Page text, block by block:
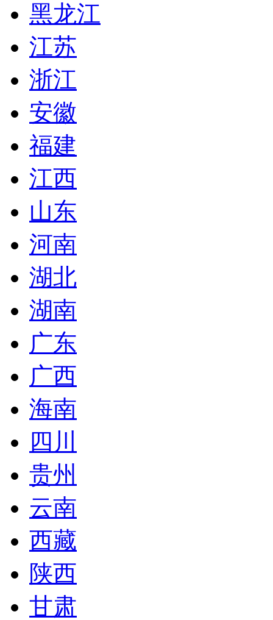
黑龙江
江苏
浙江
安徽
福建
江西
山东
河南
湖北
湖南
广东
广西
海南
四川
贵州
云南
西藏
陕西
甘肃